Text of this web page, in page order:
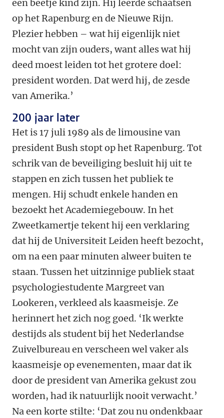
een beetje kind zijn. Hij leerde schaatsen
op het Rapenburg en de Nieuwe Rijn.
Plezier hebben – wat hij eigenlijk niet
mocht van zijn ouders, want alles wat hij
deed moest leiden tot het grotere doel:
president worden. Dat werd hij, de zesde
van Amerika.’
200 jaar later
Het is 17 juli 1989 als de limousine van
president Bush stopt op het Rapenburg. Tot
schrik van de beveiliging besluit hij uit te
stappen en zich tussen het publiek te
mengen. Hij schudt enkele handen en
bezoekt het Academiegebouw. In het
Zweetkamertje tekent hij een verklaring
dat hij de Universiteit Leiden heeft bezocht,
om na een paar minuten alweer buiten te
staan. Tussen het uitzinnige publiek staat
psychologiestudente Margreet van
Lookeren, verkleed als kaasmeisje. Ze
herinnert het zich nog goed. ‘Ik werkte
destijds als student bij het Nederlandse
Zuivelbureau en verscheen wel vaker als
kaasmeisje op evenementen, maar dat ik
door de president van Amerika gekust zou
worden, had ik natuurlijk nooit verwacht.’
Na een korte stilte: ‘Dat zou nu ondenkbaar